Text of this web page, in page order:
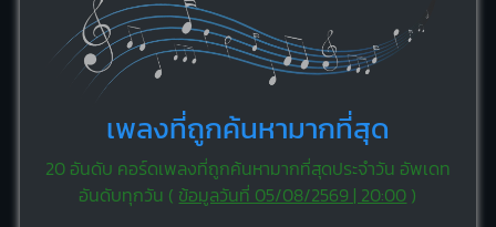
เพลงที่ถูกค้นหามากที่สุด
20 อันดับ คอร์ดเพลงที่ถูกค้นหามากที่สุดประจำวัน อัพเดท
อันดับทุกวัน ( ข้อมูลวันที่ 05/08/2569 | 20:00 )